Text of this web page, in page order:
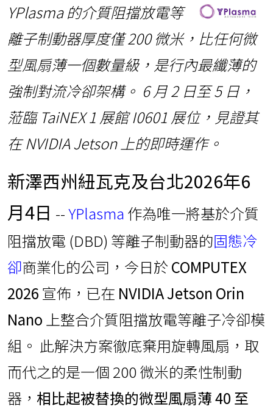
YPlasma 的介質阻擋放電等
離子制動器厚度僅 200 微米，比任何微
型風扇薄一個數量級，是行內最纖薄的
強制對流冷卻架構。 6 月 2 日至 5 日，
蒞臨 TaiNEX 1 展館 I0601 展位，見證其
在 NVIDIA Jetson 上的即時運作。
新澤西州紐瓦克及台北2026年6
月4日 --YPlasma 作為唯一將基於介質
阻擋放電 (DBD) 等離子制動器的固態冷
卻商業化的公司，今日於 COMPUTEX
2026 宣佈，已在 NVIDIA Jetson Orin
Nano 上整合介質阻擋放電等離子冷卻模
組。 此解決方案徹底棄用旋轉風扇，取
而代之的是一個 200 微米的柔性制動
器， 相比起被替換的微型風扇薄 40 至